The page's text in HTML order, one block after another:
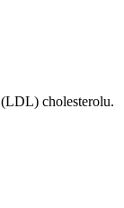
(LDL) cholesterolu.